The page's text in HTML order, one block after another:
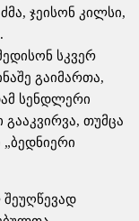
ჯეისონ კილსი,
სკვერ
გაიმართა,
სენდლერი
გააკვირვა, თუმცა